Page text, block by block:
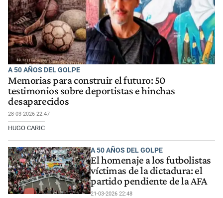
A 50 AÑOS DEL GOLPE
Memorias para construir el futuro: 50
testimonios sobre deportistas e hinchas
desaparecidos
28-03-2026 22:47
HUGO CARIC
A 50 AÑOS DEL GOLPE
El homenaje a los futbolistas
víctimas de la dictadura: el
partido pendiente de la AFA
21-03-2026 22:48